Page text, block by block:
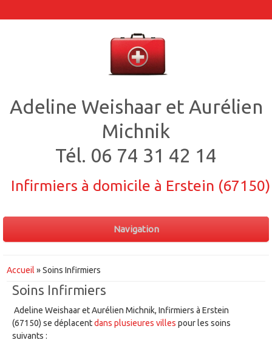
Adeline Weishaar et Aurélien
Michnik
Tél. 06 74 31 42 14
Infirmiers à domicile à Erstein (67150)
Navigation
Vous êtes ici
Accueil » Soins Infirmiers
Soins Infirmiers
Adeline Weishaar et Aurélien Michnik, Infirmiers à Erstein
(67150) se déplacentdans plusieures villes pour les soins
suivants :